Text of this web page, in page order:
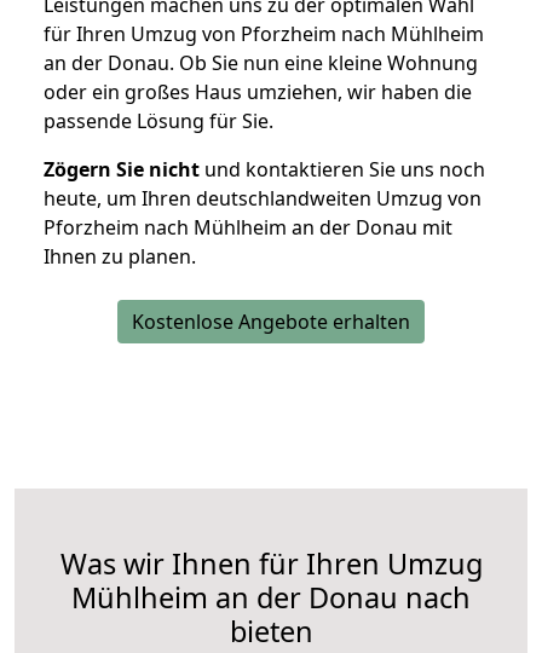
für Ihren Umzug von Pforzheim nach Mühlheim
an der Donau. Ob Sie nun eine kleine Wohnung
oder ein großes Haus umziehen, wir haben die
passende Lösung für Sie.
Zögern Sie nicht und kontaktieren Sie uns noch
heute, um Ihren deutschlandweiten Umzug von
Pforzheim nach Mühlheim an der Donau mit
Ihnen zu planen.
Kostenlose Angebote erhalten
Was wir Ihnen für Ihren Umzug
Mühlheim an der Donau nach
bieten